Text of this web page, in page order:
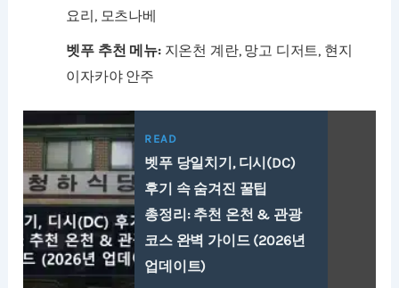
요리, 모츠나베
벳푸 추천 메뉴:지온천 계란, 망고 디저트, 현지
이자카야 안주
READ
벳푸 당일치기, 디시(DC)
후기 속 숨겨진 꿀팁
총정리: 추천 온천 & 관광
코스 완벽 가이드 (2026년
업데이트)